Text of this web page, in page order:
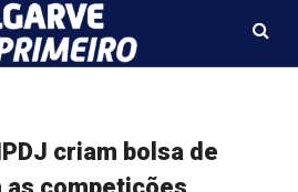
criam bolsa de